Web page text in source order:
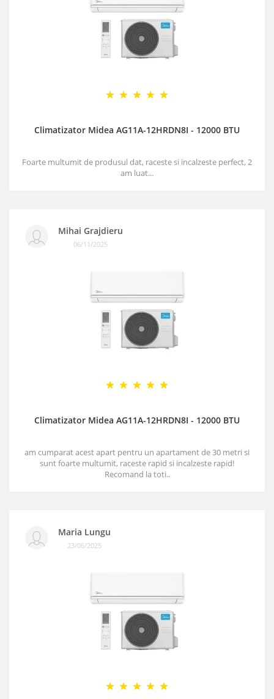
Climatizator Midea AG11A-12HRDN8I - 12000 BTU
Foarte multumit de produsul dat, raceste si incalzeste perfect, 2
am luat...
Mihai Grajdieru
06/11/2025
Climatizator Midea AG11A-12HRDN8I - 12000 BTU
am cumparat acest apart pentru un apartament de 30 metri si
sunt foarte multumit, raceste rapid si incalzeste rapid!
Recomand la toti..
Maria Lungu
23/06/2025